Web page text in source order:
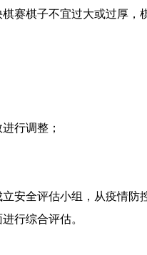
赛棋子不宜过大或过厚，
行调整；
安全评估小组，从疫情
行综合评估。